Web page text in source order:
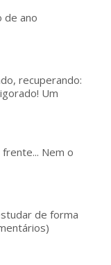
de ano
recuperando:
Um
Nem o
de forma